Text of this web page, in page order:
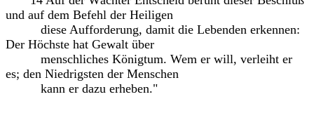
und auf dem Befehl der Heiligen
diese Aufforderung, damit die Lebenden erkennen:
Der Höchste hat Gewalt über
menschliches Königtum. Wem er will, verleiht er
es; den Niedrigsten der Menschen
kann er dazu erheben."